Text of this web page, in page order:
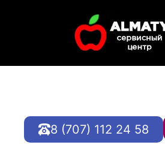
8 (707) 112 24 58